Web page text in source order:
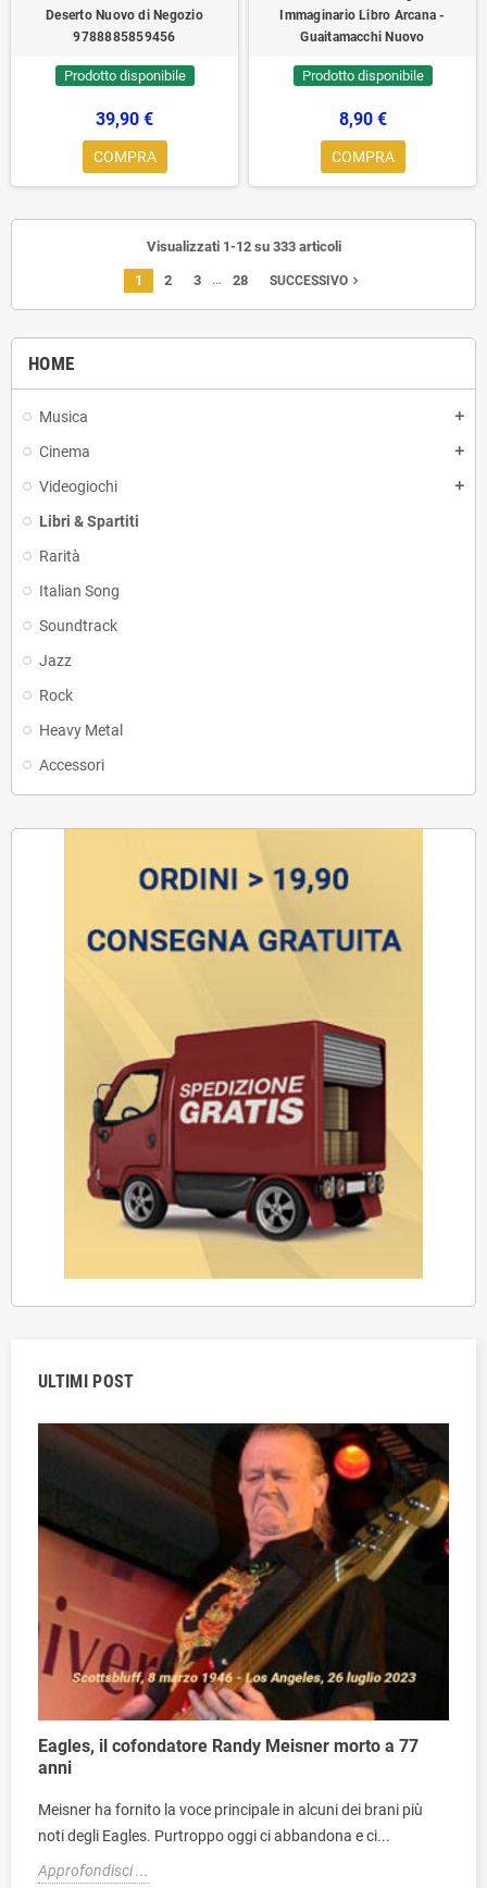
HOME
Musica add
Cinema add
Videogiochi add
Libri & Spartiti
Rarità
Italian Song
Soundtrack
Jazz
Rock
Heavy Metal
Accessori
ULTIMI POST
Eagles, il cofondatore Randy Meisner morto a 77
anni
Meisner ha fornito la voce principale in alcuni dei brani più
noti degli Eagles. Purtroppo oggi ci abbandona e ci...
Approfondisci ...
Deserto Nuovo di Negozio
9788885859456
Prodotto disponibile
39,90 €
COMPRA
Immaginario Libro Arcana -
Guaitamacchi Nuovo
Prodotto disponibile
8,90 €
COMPRA
Visualizzati 1-12 su 333 articoli
1 2 3 … 28 SUCCESSIVO navigate_next